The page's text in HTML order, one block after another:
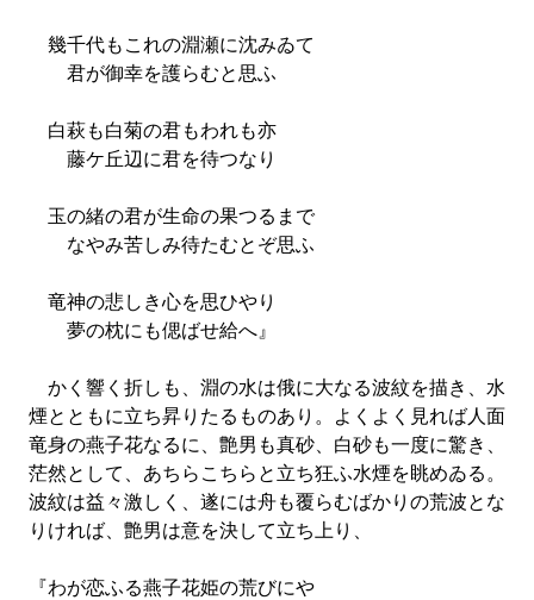
幾千代もこれの淵瀬に沈みゐて
君が御幸を護らむと思ふ
白萩も白菊の君もわれも亦
藤ケ丘辺に君を待つなり
玉の緒の君が生命の果つるまで
なやみ苦しみ待たむとぞ思ふ
竜神の悲しき心を思ひやり
夢の枕にも偲ばせ給へ』
かく響く折しも、淵の水は俄に大なる波紋を描き、水
煙とともに立ち昇りたるものあり。よくよく見れば人面
竜身の燕子花なるに、艶男も真砂、白砂も一度に驚き、
茫然として、あちらこちらと立ち狂ふ水煙を眺めゐる。
波紋は益々激しく、遂には舟も覆らむばかりの荒波とな
りければ、艶男は意を決して立ち上り、
『わが恋ふる燕子花姫の荒びにや